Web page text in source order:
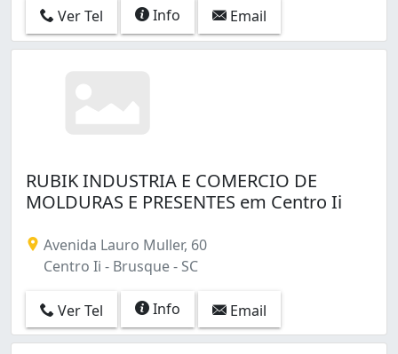
Ver Tel Info Email
RUBIK INDUSTRIA E COMERCIO DE
MOLDURAS E PRESENTES em Centro Ii
Avenida Lauro Muller, 60
Centro Ii - Brusque - SC
Ver Tel Info Email